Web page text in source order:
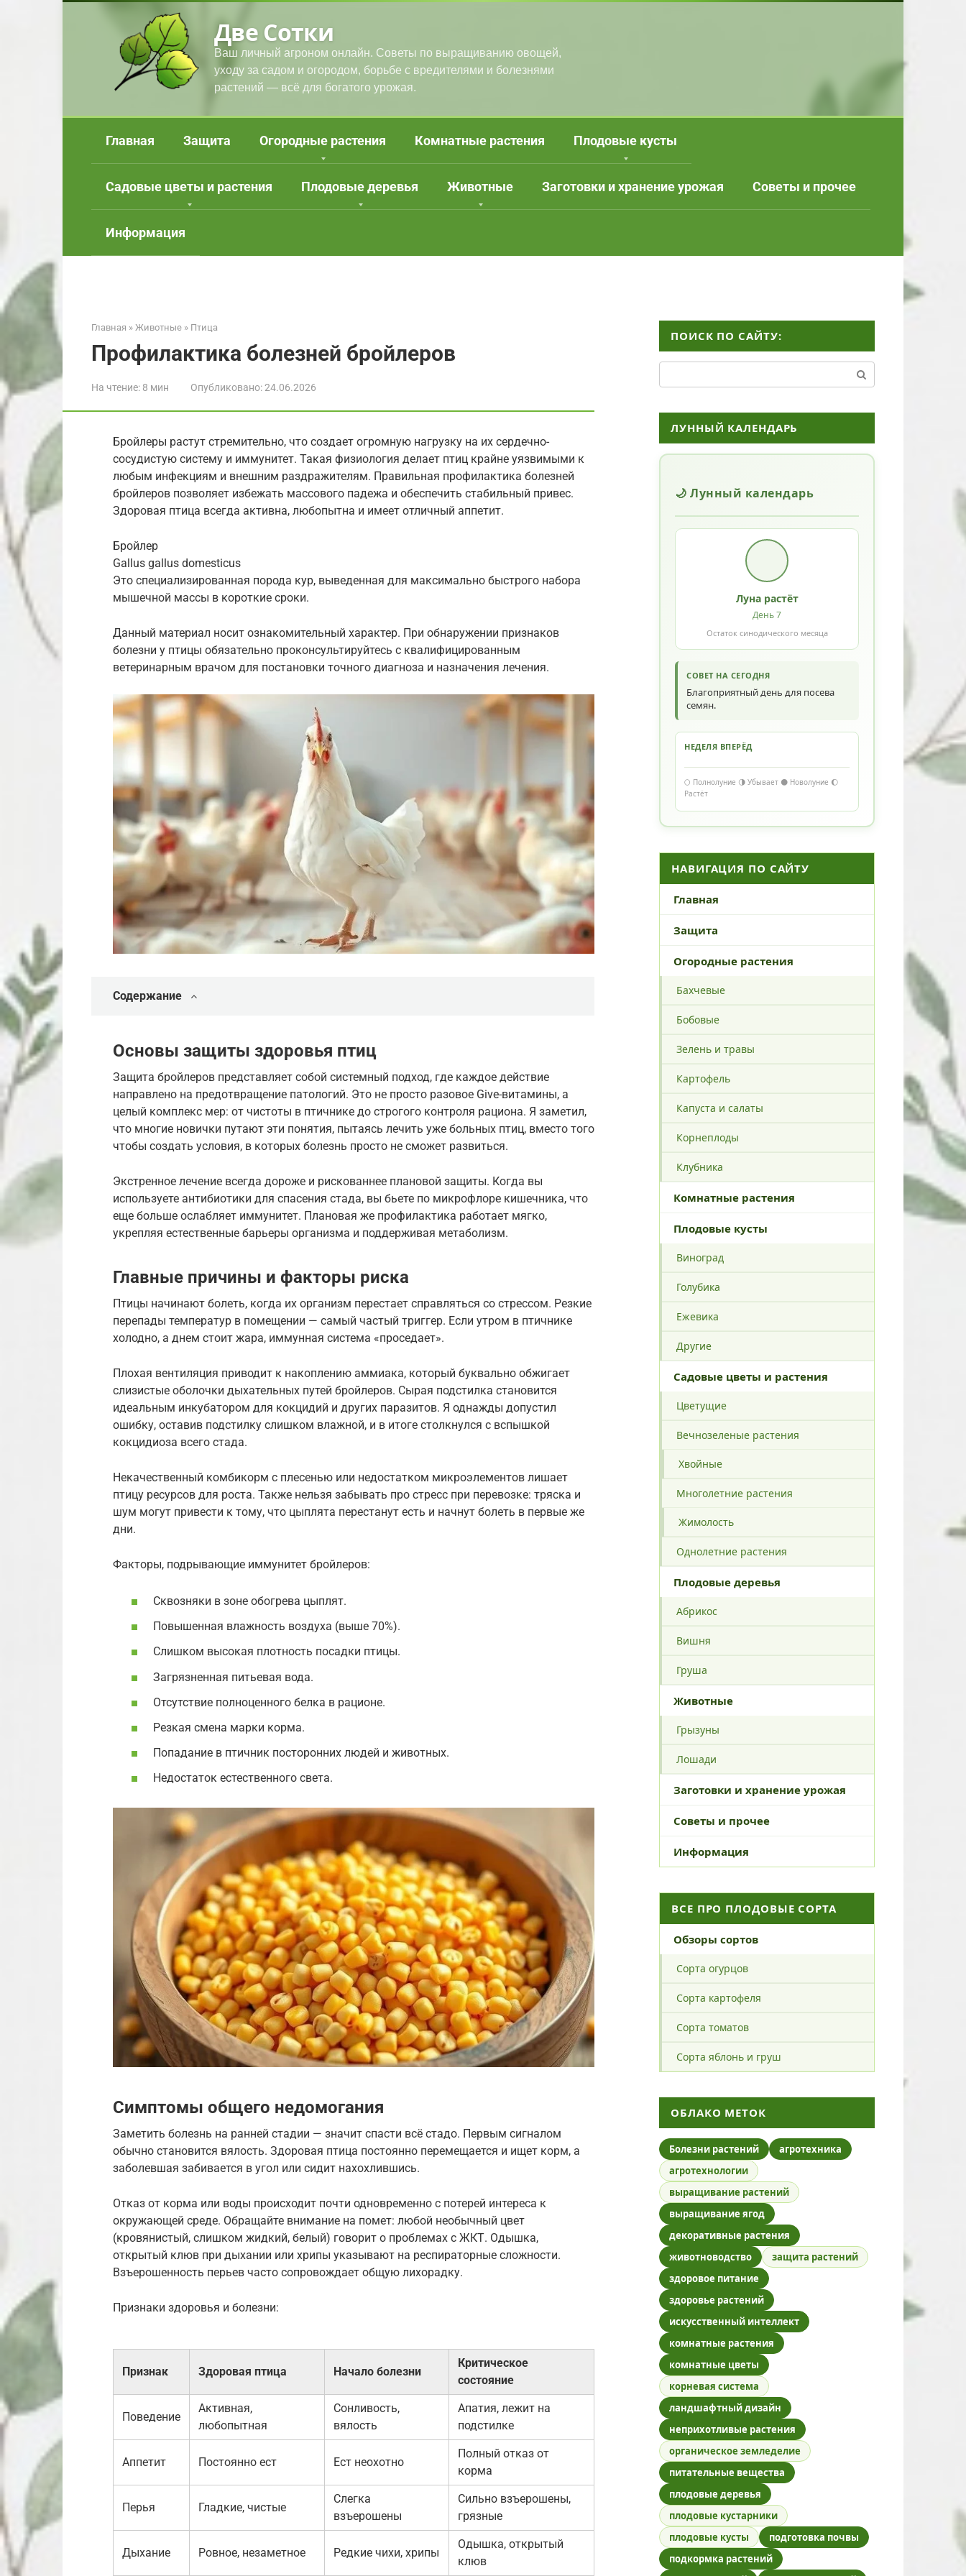
Две Сотки
Ваш личный агроном онлайн. Советы по выращиванию овощей,
уходу за садом и огородом, борьбе с вредителями и болезнями
растений — всё для богатого урожая.
Главная Защита Огородные растения Комнатные растения Плодовые кусты
Садовые цветы и растения Плодовые деревья Животные Заготовки и хранение урожая Советы и прочее
Информация
Главная » Животные » Птица
Профилактика болезней бройлеров
На чтение: 8 мин Опубликовано:24.06.2026
Бройлеры растут стремительно, что создает огромную нагрузку на их сердечно-
сосудистую систему и иммунитет. Такая физиология делает птиц крайне уязвимыми к
любым инфекциям и внешним раздражителям. Правильная профилактика болезней
бройлеров позволяет избежать массового падежа и обеспечить стабильный привес.
Здоровая птица всегда активна, любопытна и имеет отличный аппетит.
Бройлер
Gallus gallus domesticus
Это специализированная порода кур, выведенная для максимально быстрого набора
мышечной массы в короткие сроки.
Данный материал носит ознакомительный характер. При обнаружении признаков
болезни у птицы обязательно проконсультируйтесь с квалифицированным
ветеринарным врачом для постановки точного диагноза и назначения лечения.
Содержание
Основы защиты здоровья птиц
Защита бройлеров представляет собой системный подход, где каждое действие
направлено на предотвращение патологий. Это не просто разовое Give-витамины, а
целый комплекс мер: от чистоты в птичнике до строгого контроля рациона. Я заметил,
что многие новички путают эти понятия, пытаясь лечить уже больных птиц, вместо того
чтобы создать условия, в которых болезнь просто не сможет развиться.
Экстренное лечение всегда дороже и рискованнее плановой защиты. Когда вы
используете антибиотики для спасения стада, вы бьете по микрофлоре кишечника, что
еще больше ослабляет иммунитет. Плановая же профилактика работает мягко,
укрепляя естественные барьеры организма и поддерживая метаболизм.
Главные причины и факторы риска
Птицы начинают болеть, когда их организм перестает справляться со стрессом. Резкие
перепады температур в помещении — самый частый триггер. Если утром в птичнике
холодно, а днем стоит жара, иммунная система «проседает».
Плохая вентиляция приводит к накоплению аммиака, который буквально обжигает
слизистые оболочки дыхательных путей бройлеров. Сырая подстилка становится
идеальным инкубатором для кокцидий и других паразитов. Я однажды допустил
ошибку, оставив подстилку слишком влажной, и в итоге столкнулся с вспышкой
кокцидиоза всего стада.
Некачественный комбикорм с плесенью или недостатком микроэлементов лишает
птицу ресурсов для роста. Также нельзя забывать про стресс при перевозке: тряска и
шум могут привести к тому, что цыплята перестанут есть и начнут болеть в первые же
дни.
Факторы, подрывающие иммунитет бройлеров:
Сквозняки в зоне обогрева цыплят.
Повышенная влажность воздуха (выше 70%).
Слишком высокая плотность посадки птицы.
Загрязненная питьевая вода.
Отсутствие полноценного белка в рационе.
Резкая смена марки корма.
Попадание в птичник посторонних людей и животных.
Недостаток естественного света.
Симптомы общего недомогания
Заметить болезнь на ранней стадии — значит спасти всё стадо. Первым сигналом
обычно становится вялость. Здоровая птица постоянно перемещается и ищет корм, а
заболевшая забивается в угол или сидит нахохлившись.
Отказ от корма или воды происходит почти одновременно с потерей интереса к
окружающей среде. Обращайте внимание на помет: любой необычный цвет
(кровянистый, слишком жидкий, белый) говорит о проблемах с ЖКТ. Одышка,
открытый клюв при дыхании или хрипы указывают на респираторные сложности.
Взъерошенность перьев часто сопровождает общую лихорадку.
Признаки здоровья и болезни:
Признак Здоровая птица Начало болезни
Критическое
состояние
Поведение
Активная,
любопытная
Сонливость,
вялость
Апатия, лежит на
подстилке
Аппетит Постоянно ест Ест неохотно
Полный отказ от
корма
Перья Гладкие, чистые
Слегка
взъерошены
Сильно взъерошены,
грязные
Дыхание Ровное, незаметное Редкие чихи, хрипы
Одышка, открытый
клюв
ПОИСК ПО САЙТУ:
ЛУННЫЙ КАЛЕНДАРЬ
🌙 Лунный календарь
Луна растёт
День 7
Остаток синодического месяца
СОВЕТ НА СЕГОДНЯ
Благоприятный день для посева
семян.
НЕДЕЛЯ ВПЕРЁД
🌕 Полнолуние 🌗 Убывает 🌑 Новолуние 🌔
Растёт
НАВИГАЦИЯ ПО САЙТУ
Главная
Защита
Огородные растения
Бахчевые
Бобовые
Зелень и травы
Картофель
Капуста и салаты
Корнеплоды
Клубника
Комнатные растения
Плодовые кусты
Виноград
Голубика
Ежевика
Другие
Садовые цветы и растения
Цветущие
Вечнозеленые растения
Хвойные
Многолетние растения
Жимолость
Однолетние растения
Плодовые деревья
Абрикос
Вишня
Груша
Животные
Грызуны
Лошади
Заготовки и хранение урожая
Советы и прочее
Информация
ВСЕ ПРО ПЛОДОВЫЕ СОРТА
Обзоры сортов
Сорта огурцов
Сорта картофеля
Сорта томатов
Сорта яблонь и груш
ОБЛАКО МЕТОК
Болезни растений
агротехника
агротехнологии
выращивание растений
выращивание ягод
декоративные растения
животноводство
защита растений
здоровое питание
здоровье растений
искусственный интеллект
комнатные растения
комнатные цветы
корневая система
ландшафтный дизайн
неприхотливые растения
органическое земледелие
питательные вещества
плодовые деревья
плодовые кустарники
плодовые кусты
подготовка почвы
подкормка растений